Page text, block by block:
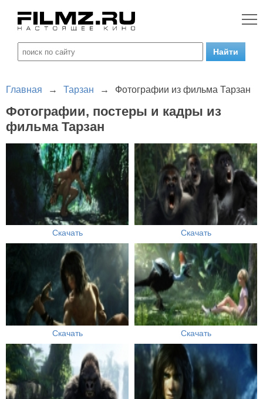
Главная → Тарзан → Фотографии из фильма Тарзан
Фотографии, постеры и кадры из
фильма Тарзан
Скачать Скачать
Скачать Скачать